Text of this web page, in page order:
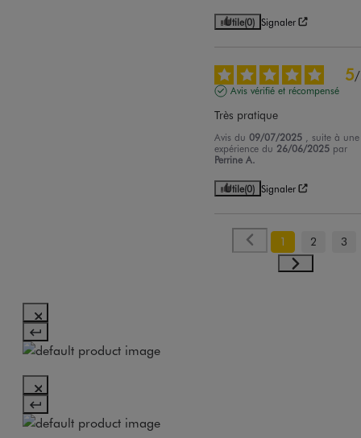
Utile(0) Signaler
5/
Avis vérifié et récompensé
Très pratique
Avis du09/07/2025
, suite à une
expérience du 26/06/2025 par
Perrine A.
Utile(0) Signaler
1 2 3